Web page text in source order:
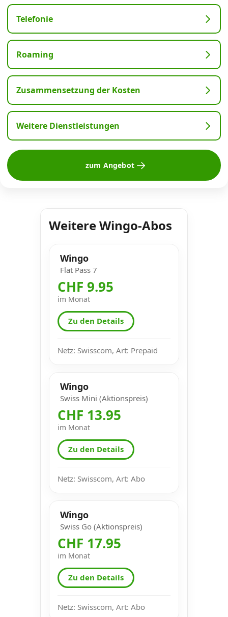
Telefonie
Roaming
Zusammensetzung der Kosten
Weitere Dienstleistungen
zum Angebot
Weitere Wingo-Abos
Wingo
Flat Pass 7
CHF 9.95
im Monat
Zu den Details
Netz: Swisscom, Art: Prepaid
Wingo
Swiss Mini (Aktionspreis)
CHF 13.95
im Monat
Zu den Details
Netz: Swisscom, Art: Abo
Wingo
Swiss Go (Aktionspreis)
CHF 17.95
im Monat
Zu den Details
Netz: Swisscom, Art: Abo